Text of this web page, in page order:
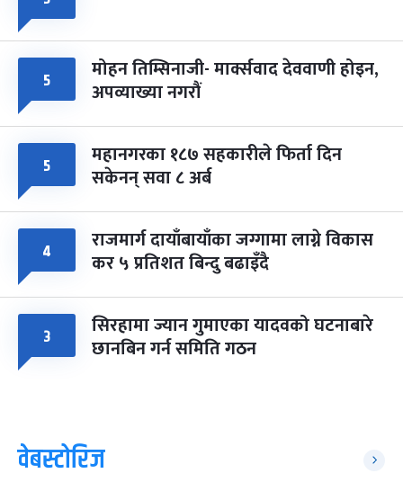
५ मोहन तिम्सिनाजी- मार्क्सवाद देववाणी होइन,
अपव्याख्या नगरौं
५ महानगरका १८७ सहकारीले फिर्ता दिन
सकेनन् सवा ८ अर्ब
४ राजमार्ग दायाँबायाँका जग्गामा लाग्ने विकास
कर ५ प्रतिशत बिन्दु बढाइँदै
३ सिरहामा ज्यान गुमाएका यादवको घटनाबारे
छानबिन गर्न समिति गठन
वेबस्टोरिज